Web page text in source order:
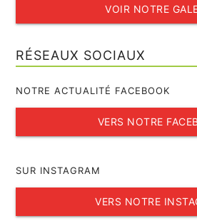
VOIR NOTRE
RÉSEAUX SOCIAUX
NOTRE ACTUALITÉ FACEBOOK
VERS NOTRE
SUR INSTAGRAM
VERS NOTRE